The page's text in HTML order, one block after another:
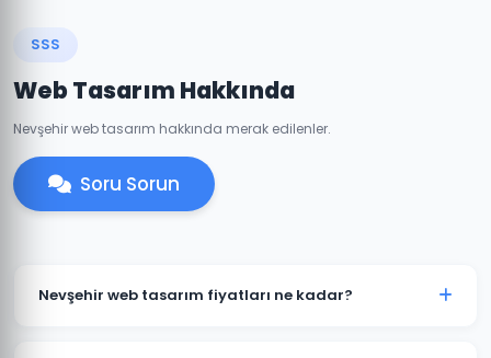
SSS
Web Tasarım Hakkında
Nevşehir web tasarım hakkında merak edilenler.
Soru Sorun
Nevşehir web tasarım fiyatları ne kadar?